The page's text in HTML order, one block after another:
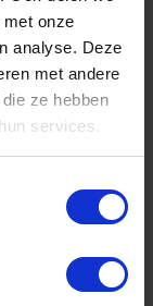
onze
analyse. Deze
met andere
ze hebben
services.